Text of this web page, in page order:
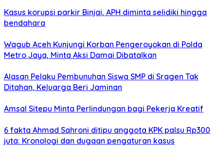
Kasus korupsi parkir Binjai, APH diminta selidiki hingga
bendahara
Wagub Aceh Kunjungi Korban Pengeroyokan di Polda
Metro Jaya, Minta Aksi Damai Dibatalkan
Alasan Pelaku Pembunuhan Siswa SMP di Sragen Tak
Ditahan, Keluarga Beri Jaminan
Amsal Sitepu Minta Perlindungan bagi Pekerja Kreatif
6 fakta Ahmad Sahroni ditipu anggota KPK palsu Rp300
juta: Kronologi dan dugaan pengaturan kasus